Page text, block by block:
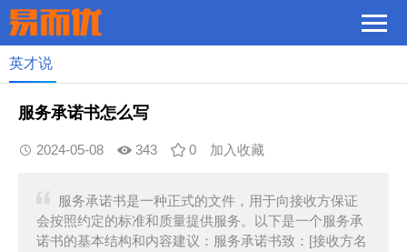
英才说
服务承诺书怎么写
2024-05-08 343 0 加入收藏
服务承诺书是一种正式的文件，用于向接收方保证
会按照约定的标准和质量提供服务。以下是一个服务承
诺书的基本结构和内容建议：服务承诺书致：[接收方名